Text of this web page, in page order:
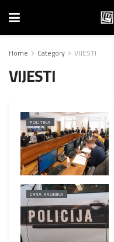
Home Category VIJESTI
VIJESTI
POLITIKA
CRNA KRONIKA